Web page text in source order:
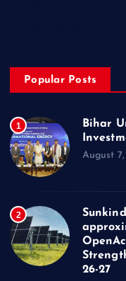
Popular Posts
1
Bihar
August
2
26-27